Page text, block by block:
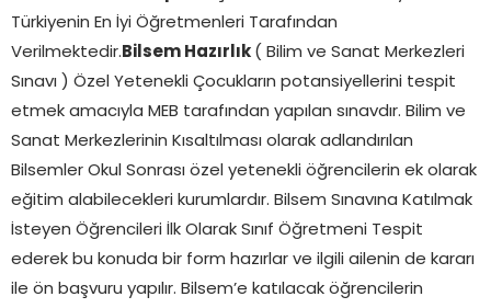
Türkiyenin En İyi Öğretmenleri Tarafından
Verilmektedir. Bilsem Hazırlık ( Bilim ve Sanat Merkezleri
Sınavı ) Özel Yetenekli Çocukların potansiyellerini tespit
etmek amacıyla MEB tarafından yapılan sınavdır. Bilim ve
Sanat Merkezlerinin Kısaltılması olarak adlandırılan
Bilsemler Okul Sonrası özel yetenekli öğrencilerin ek olarak
eğitim alabilecekleri kurumlardır. Bilsem Sınavına Katılmak
İsteyen Öğrencileri İlk Olarak Sınıf Öğretmeni Tespit
ederek bu konuda bir form hazırlar ve ilgili ailenin de kararı
ile ön başvuru yapılır. Bilsem’e katılacak öğrencilerin